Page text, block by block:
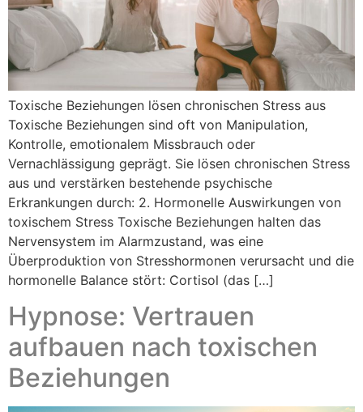
Toxische Beziehungen lösen chronischen Stress aus
Toxische Beziehungen sind oft von Manipulation,
Kontrolle, emotionalem Missbrauch oder
Vernachlässigung geprägt. Sie lösen chronischen Stress
aus und verstärken bestehende psychische
Erkrankungen durch: 2. Hormonelle Auswirkungen von
toxischem Stress Toxische Beziehungen halten das
Nervensystem im Alarmzustand, was eine
Überproduktion von Stresshormonen verursacht und die
hormonelle Balance stört: Cortisol (das […]
Hypnose: Vertrauen
aufbauen nach toxischen
Beziehungen